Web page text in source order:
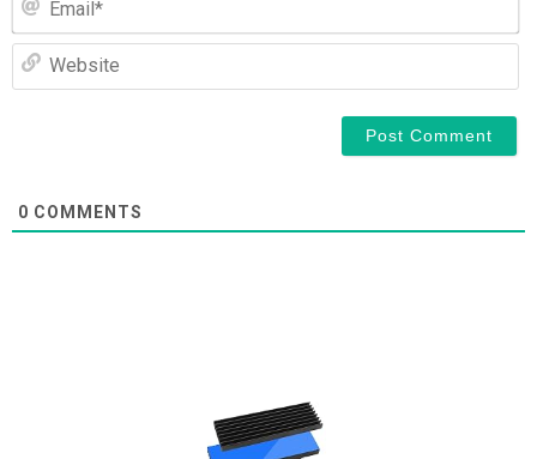
0 COMMENTS